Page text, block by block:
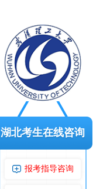
湖北考生在线咨询
报考指导咨询